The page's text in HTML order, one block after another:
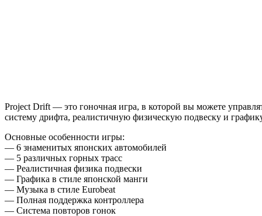
Project Drift — это гоночная игра, в которой вы можете
систему дрифта, реалистичную физическую подвеску и
Основные особенности игры:
— 6 знаменитых японских автомобилей
— 5 различных горных трасс
— Реалистичная физика подвески
— Графика в стиле японской манги
— Музыка в стиле Eurobeat
— Полная поддержка контроллера
— Система повторов гонок